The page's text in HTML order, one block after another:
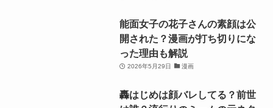
能面女子の花子さんの素顔は公
開された？漫画が打ち切りにな
った理由も解説
2026年5月29日 漫画
轟はじめは顔バレしてる？前世